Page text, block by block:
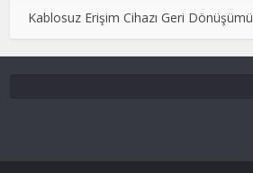
Kablosuz Erişim Cihazı Geri Dönüşümü